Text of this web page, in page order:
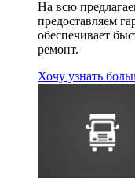
На всю
предоставляем
обеспечивает
ремонт.
Хочу узнать